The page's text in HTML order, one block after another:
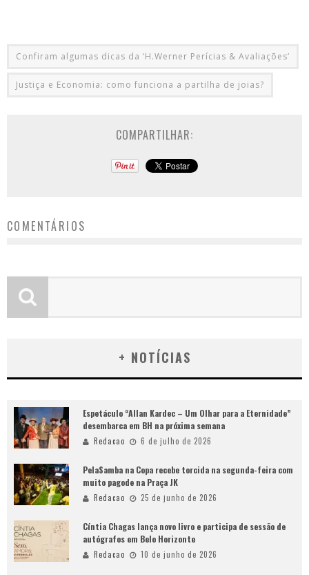
Confiram algumas dicas da ‘H.Werner Perícias & Avaliações’
Justiça e Economia: como funciona a partilha de joias?
COMPARTILHAR:
COMENTÁRIOS
+ NOTÍCIAS
Espetáculo “Allan Kardec – Um Olhar para a Eternidade”
desembarca em BH na próxima semana
Redacao 6 de julho de 2026
PelaSamba na Copa recebe torcida na segunda-feira com
muito pagode na Praça JK
Redacao 25 de junho de 2026
Cíntia Chagas lança novo livro e participa de sessão de
autógrafos em Belo Horizonte
Redacao 10 de junho de 2026